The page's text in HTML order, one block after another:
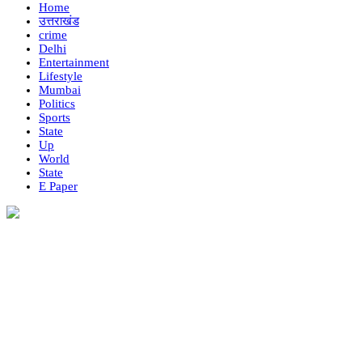
Home
उत्तराखंड
crime
Delhi
Entertainment
Lifestyle
Mumbai
Politics
Sports
State
Up
World
State
E Paper